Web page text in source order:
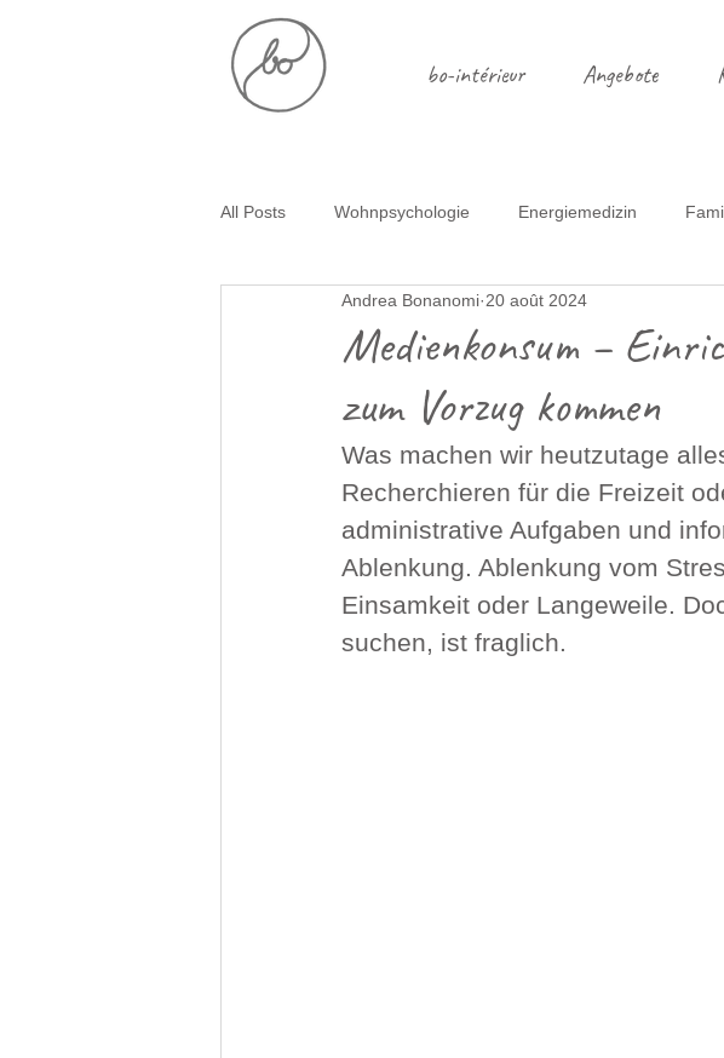
bo-intérieur Angebote
All Posts Wohnpsychologie Energiemedizin
Glückliche Trennungskinder Essen mit Kindern
Selbstliebe Simplify Entspannte Mamas
Medienkonsum –
zum Vorzug kommen
Andrea Bonanomi 20 août 2024
Was machen wir heutzutage
Recherchieren für die Freizeit
administrative Aufgaben und
Ablenkung. Ablenkung vom
Einsamkeit oder Langeweile.
suchen, ist fraglich.